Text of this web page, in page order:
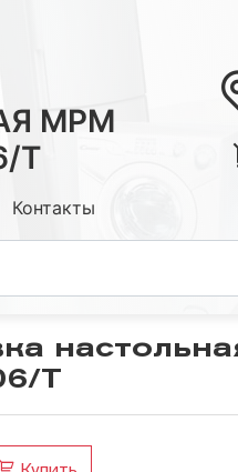
MPM
T
Контакты
Столы.
T